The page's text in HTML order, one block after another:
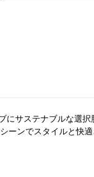
サステナブルな選
ーンでスタイルと快適